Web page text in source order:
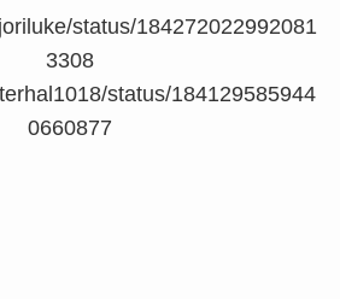
status/184272022992081
3308
status/184129585944
0660877